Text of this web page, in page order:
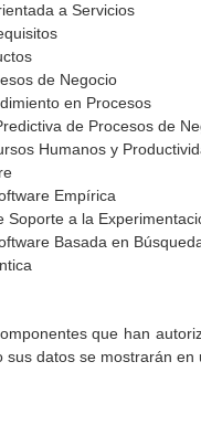
a Servicios
de Negocio
en Procesos
de Procesos de
Humanos y
Empírica
Soporte a la
Basada en
que han
sus datos se mostrarán en